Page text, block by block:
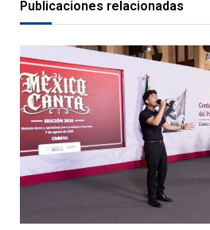
Publicaciones relacionadas